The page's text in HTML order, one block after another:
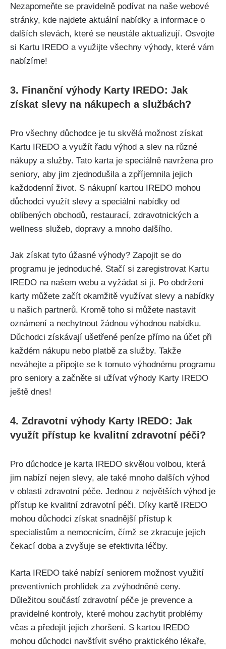
Nezapomeňte se pravidelně podívat na naše webové
stránky, kde najdete aktuální nabídky a informace o
dalších slevách, které se neustále aktualizují. Osvojte
si Kartu IREDO a využijte všechny výhody, které vám
nabízíme!
3. Finanční výhody Karty IREDO: Jak
získat slevy na nákupech a službách?
Pro všechny důchodce je tu skvělá možnost získat
Kartu IREDO a využít řadu výhod a slev na různé
nákupy a služby. Tato karta je speciálně navržena pro
seniory, aby jim zjednodušila a zpříjemnila jejich
každodenní život. S nákupní kartou IREDO mohou
důchodci využít slevy a speciální nabídky od
oblíbených obchodů, restaurací, zdravotnických a
wellness služeb, dopravy a mnoho dalšího.
Jak získat tyto úžasné výhody? Zapojit se do
programu je jednoduché. Stačí si zaregistrovat Kartu
IREDO na našem webu a vyžádat si ji. Po obdržení
karty můžete začít okamžitě využívat slevy a nabídky
u našich partnerů. Kromě toho si můžete nastavit
oznámení a nechytnout žádnou výhodnou nabídku.
Důchodci získávají ušetřené peníze přímo na účet při
každém nákupu nebo platbě za služby. Takže
neváhejte a připojte se k tomuto výhodnému programu
pro seniory a začněte si užívat výhody Karty IREDO
ještě dnes!
4. Zdravotní výhody Karty IREDO: Jak
využít přístup ke kvalitní zdravotní péči?
Pro důchodce je karta IREDO skvělou volbou, která
jim nabízí nejen slevy, ale také mnoho dalších výhod
v oblasti zdravotní péče. Jednou z největších výhod je
přístup ke kvalitní zdravotní péči. Díky kartě IREDO
mohou důchodci získat snadnější přístup k
specialistům a nemocnicím, čímž se zkracuje jejich
čekací doba a zvyšuje se efektivita léčby.
Karta IREDO také nabízí seniorem možnost využití
preventivních prohlídek za zvýhodněné ceny.
Důležitou součástí zdravotní péče je prevence a
pravidelné kontroly, které mohou zachytit problémy
včas a předejít jejich zhoršení. S kartou IREDO
mohou důchodci navštívit svého praktického lékaře,